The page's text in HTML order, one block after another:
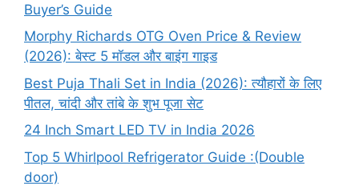
Buyer’s Guide
Morphy Richards OTG Oven Price & Review
(2026): बेस्ट 5 मॉडल और बाइंग गाइड
Best Puja Thali Set in India (2026): त्यौहारों के लिए
पीतल, चांदी और तांबे के शुभ पूजा सेट
24 Inch Smart LED TV in India 2026
Top 5 Whirlpool Refrigerator Guide :(Double
door)